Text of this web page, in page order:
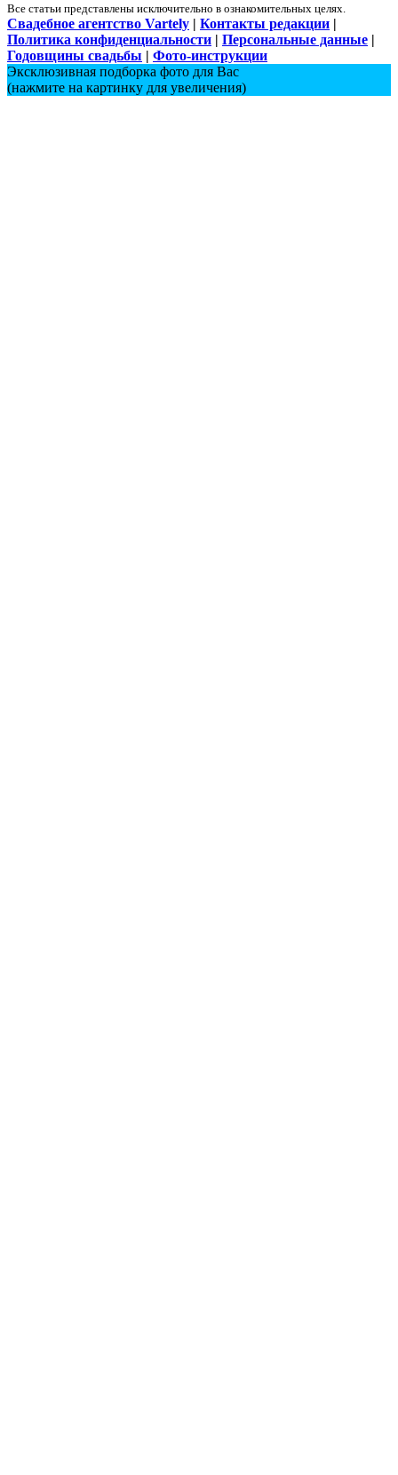
Все статьи представлены исключительно в ознакомительных целях.
Свадебное агентство Vartely | Контакты редакции |
Политика конфиденциальности | Персональные данные |
Годовщины свадьбы | Фото-инструкции
Эксклюзивная подборка фото для Вас
(нажмите на картинку для увеличения)